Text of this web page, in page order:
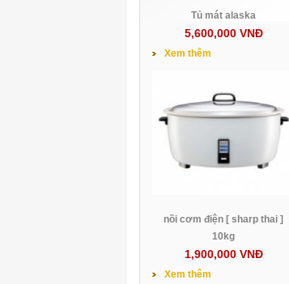
Tủ mát alaska
5,600,000 VNĐ
Xem thêm
nồi cơm điện [ sharp thai ]
10kg
1,900,000 VNĐ
Xem thêm